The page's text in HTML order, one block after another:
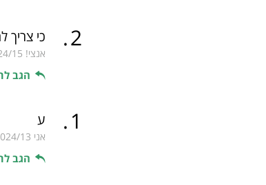
2
. כי צריך
אנצי! 15
הגב
1
. ע
אני 13
הגב